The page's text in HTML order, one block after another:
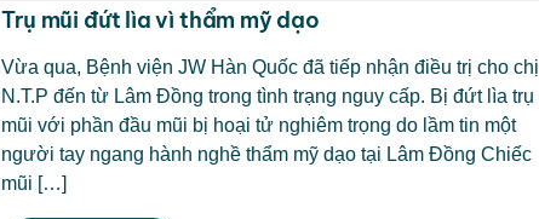
Trụ mũi đứt lìa vì thẩm mỹ dạo
Vừa qua, Bệnh viện JW Hàn Quốc đã tiếp nhận điều trị cho chị
N.T.P đến từ Lâm Đồng trong tình trạng nguy cấp. Bị đứt lìa trụ
mũi với phần đầu mũi bị hoại tử nghiêm trọng do lầm tin một
người tay ngang hành nghề thẩm mỹ dạo tại Lâm Đồng Chiếc
mũi […]